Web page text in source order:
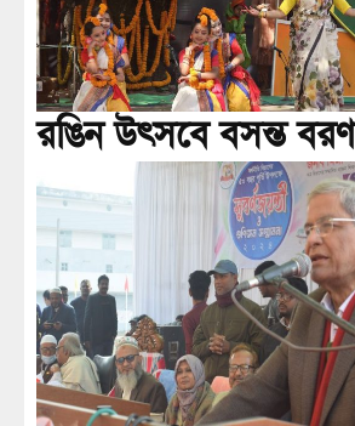
রঙিন উৎসবে বসন্ত বরণ